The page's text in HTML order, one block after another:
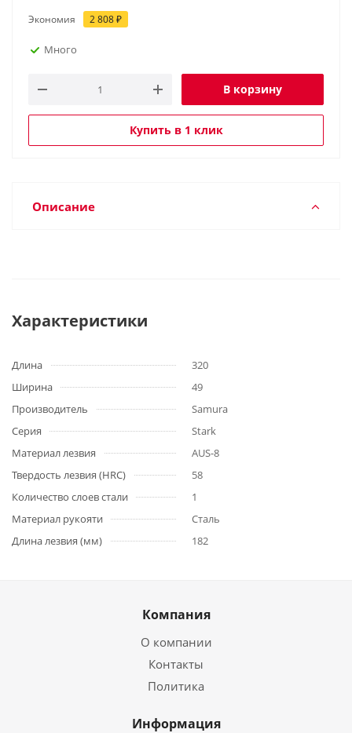
Экономия 2 808₽
Много
В корзину
Купить в 1 клик
Описание
Характеристики
Длина
320
Ширина
49
Производитель
Samura
Серия
Stark
Материал лезвия
AUS-8
Твердость лезвия (HRC)
58
Количество слоев стали
1
Материал рукояти
Сталь
Длина лезвия (мм)
182
Компания
О компании
Контакты
Политика
Информация